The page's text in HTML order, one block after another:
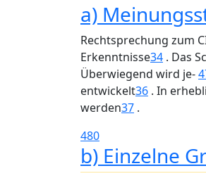
a)
Rechtsprechung zum
Erkenntnisse34 . Das
Überwiegend wird je-
entwickelt36 . In
werden37 .
480
b) Einzelne